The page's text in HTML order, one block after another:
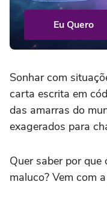
Eu Quero
Sonhar com
carta escrita em
das amarras do
exagerados para
Quer saber por
maluco? Vem com